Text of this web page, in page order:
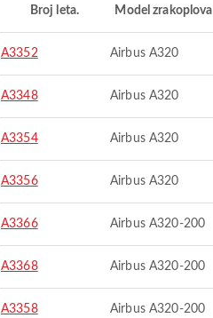
Broj leta. Model zrakoplova
A3352 Airbus A320
A3348 Airbus A320
A3354 Airbus A320
A3356 Airbus A320
A3366 Airbus A320-200
A3368 Airbus A320-200
A3358 Airbus A320-200